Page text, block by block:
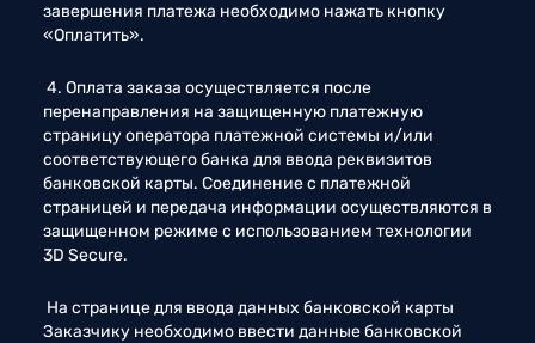
завершения платежа необходимо нажать кнопку
«Оплатить».
перенаправления на защищенную платежную
страницу оператора платежной системы и/или
соответствующего банка для ввода реквизитов
банковской карты. Соединение с платежной
страницей и передача информации осуществляются в
защищенном режиме с использованием технологии
3D Secure.
Заказчику необходимо ввести данные банковской